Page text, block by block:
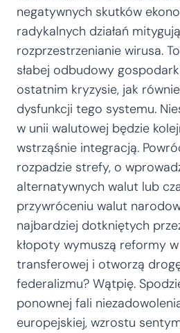
negatywnych skutków
radykalnych działań
rozprzestrzenianie wirusa.
słabej odbudowy
ostatnim kryzysie, jak
dysfunkcji tego systemu.
w unii walutowej będzie
wstrząśnie integracją.
rozpadzie strefy, o
alternatywnych walut lub
przywróceniu walut
najbardziej dotkniętych
kłopoty wymuszą reformy
transferowej i otworzą
federalizmu? Wątpię.
ponownej fali
europejskiej, wzrostu